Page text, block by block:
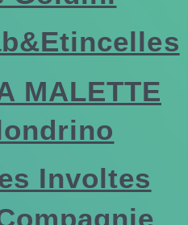
MALETTE
Involtes